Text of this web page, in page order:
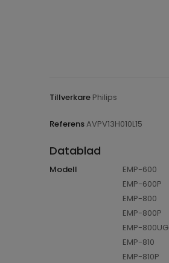
Tillverkare Philips
ReferensAVPV13H010L15
Datablad
Modell
EMP-600
EMP-600P
EMP-800
EMP-800P
EMP-800UG
EMP-810
EMP-810P